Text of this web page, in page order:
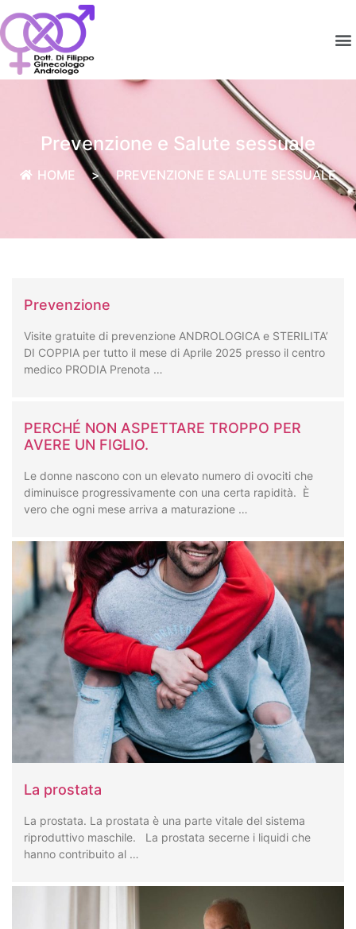
Prevenzione e Salute sessuale
HOME > PREVENZIONE E SALUTE SESSUALE
Prevenzione
Visite gratuite di prevenzione ANDROLOGICA e STERILITA’
DI COPPIA per tutto il mese di Aprile 2025 presso il centro
medico PRODIA Prenota …
PERCHÉ NON ASPETTARE TROPPO PER
AVERE UN FIGLIO.
Le donne nascono con un elevato numero di ovociti che
diminuisce progressivamente con una certa rapidità. È
vero che ogni mese arriva a maturazione …
La prostata
La prostata. La prostata è una parte vitale del sistema
riproduttivo maschile. La prostata secerne i liquidi che
hanno contribuito al …